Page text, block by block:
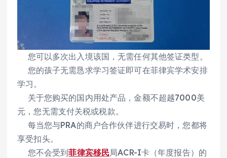
您可以多次出入境该国，无需任何其他签证类型。
您的孩子无需恳求学习签证即可在菲律宾学术安排
学习。
关于您购买的国内用处产品，金额不超越7000美
元，您无需支付关税或税款。
每当您与PRA的商户合作伙伴进行交易时，您都将
享受扣头。
您不会受到菲律宾移民局ACR-I卡（年度报告）的